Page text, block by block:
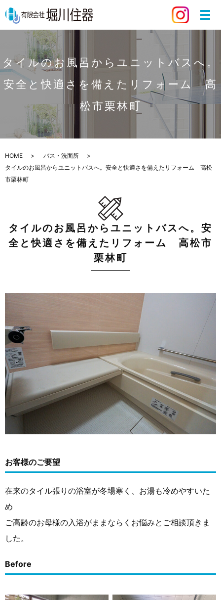
タイルのお風呂からユニットバスへ。
安全と快適さを備えたリフォーム 高
松市栗林町
HOME
バス・洗面所
タイルのお風呂からユニットバスへ。安全と快適さを備えたリフォーム 高松
市栗林町
タイルのお風呂からユニットバスへ。安
全と快適さを備えたリフォーム 高松市
栗林町
お客様のご要望
在来のタイル張りの浴室が冬場寒く、お湯も冷めやすいた
め
ご高齢のお母様の入浴がままならくお悩みとご相談頂きま
した。
Before